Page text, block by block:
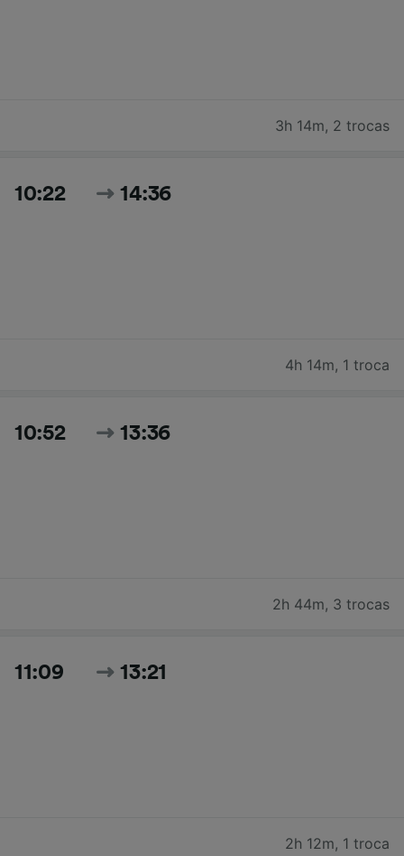
3h 14m, 2 trocas
10:22 14:36
4h 14m, 1 troca
10:52 13:36
2h 44m, 3 trocas
11:09 13:21
2h 12m, 1 troca